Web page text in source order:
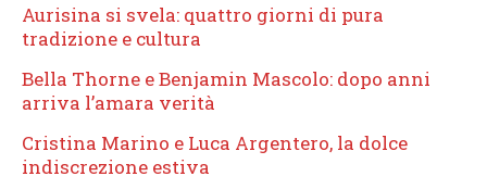
Aurisina si svela: quattro giorni di pura
tradizione e cultura
Bella Thorne e Benjamin Mascolo: dopo anni
arriva l’amara verità
Cristina Marino e Luca Argentero, la dolce
indiscrezione estiva